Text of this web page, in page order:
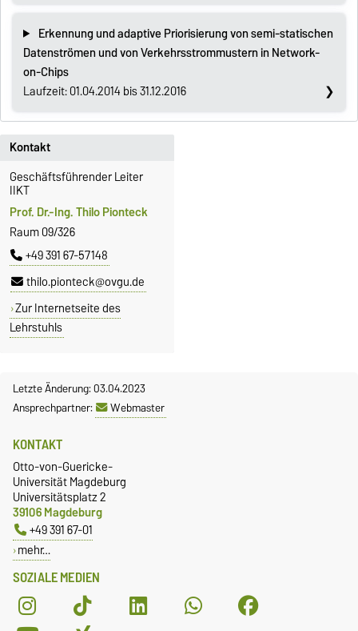
Erkennung und adaptive Priorisierung von semi-statischen
Datenströmen und von Verkehrsstrommustern in Network-
on-Chips
Laufzeit: 01.04.2014 bis 31.12.2016
Kontakt
Geschäftsführender Leiter
IIKT
Prof. Dr.-Ing. Thilo Pionteck
Raum 09/326
+49 391 67-57148
thilo.pionteck@ovgu.de
Zur Internetseite des
Lehrstuhls
Letzte Änderung: 03.04.2023
Ansprechpartner:
Webmaster
SOZIALE MEDIEN
KONTAKT
Otto-von-Guericke-
Universität Magdeburg
Universitätsplatz 2
39106 Magdeburg
+49 391 67-01
mehr…